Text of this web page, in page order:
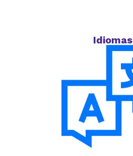
Idiomas